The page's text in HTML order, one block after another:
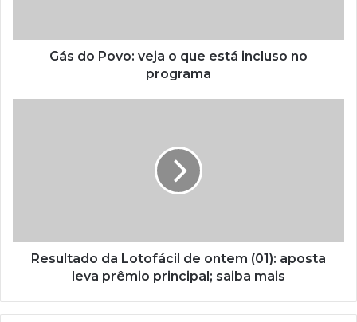
Gás do Povo: veja o que está incluso no
programa
Resultado da Lotofácil de ontem (01): aposta
leva prêmio principal; saiba mais